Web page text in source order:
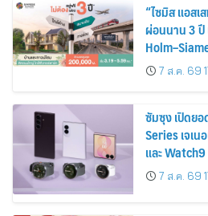
“ไซมิส แอสเ
ผ่อนนาน 3 ปี
ส่วนลดและสิ
2569
7 ส.ค. 69
ซัมซุง เปิดย
Series เจเ
และ
30%7 ส.ค. 69